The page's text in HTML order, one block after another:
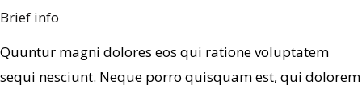
Brief info
Quuntur magni dolores eos qui ratione voluptatem
sequi nesciunt. Neque porro quisquam est, qui dolorem